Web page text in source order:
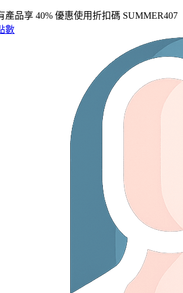
產品享 40% 優惠使用折扣碼 SUMMER407
數